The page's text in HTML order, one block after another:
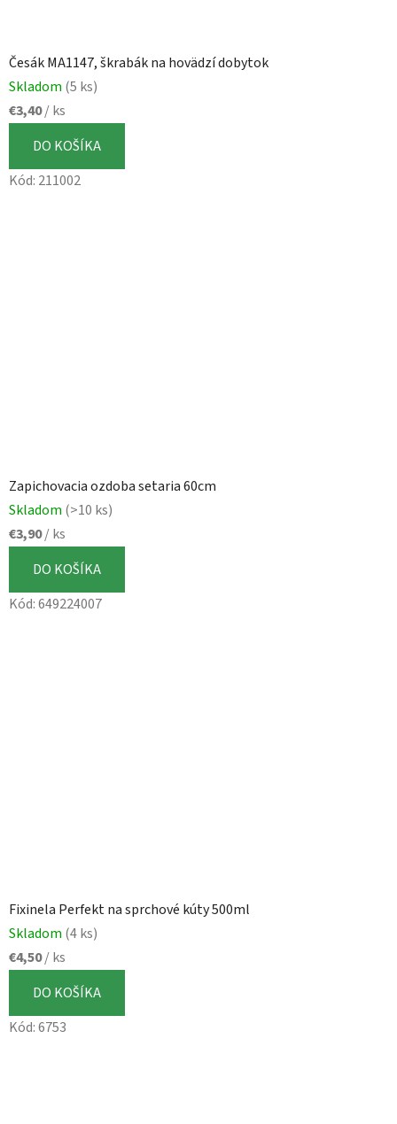
Česák MA1147, škrabák na hovädzí dobytok
Skladom (5 ks)
€3,40/ ks
DO KOŠÍKA
Kód: 211002
Zapichovacia ozdoba setaria 60cm
Skladom (>10 ks)
€3,90/ ks
DO KOŠÍKA
Kód:649224007
Fixinela Perfekt na sprchové kúty 500ml
Skladom (4 ks)
€4,50/ ks
DO KOŠÍKA
Kód:6753